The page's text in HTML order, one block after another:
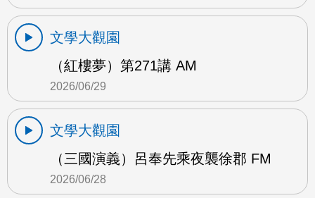
文學大觀園
（紅樓夢）第271講 AM
2026/06/29
文學大觀園
（三國演義）呂奉先乘夜襲徐郡 FM
2026/06/28